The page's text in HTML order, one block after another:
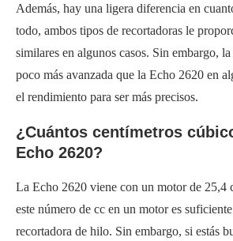
Además, hay una ligera diferencia en
todo, ambos tipos de recortadoras le
similares en algunos casos. Sin embargo,
poco más avanzada que la Echo 2620 en
el rendimiento para ser más precisos.
¿Cuántos centímetros
Echo 2620?
La Echo 2620 viene con un motor de 25,4
este número de cc en un motor es
recortadora de hilo. Sin embargo, si estás